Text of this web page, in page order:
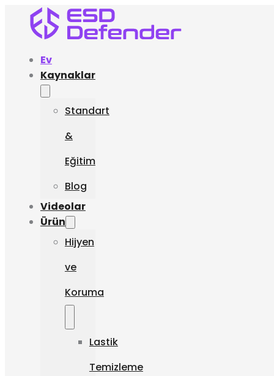
Ev
Kaynaklar
Standart
&
Eğitim
Blog
Videolar
Ürün
Hijyen
ve
Koruma
Lastik
Temizleme